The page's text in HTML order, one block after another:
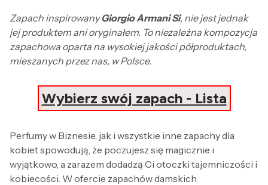
Zapach inspirowanyGiorgio Armani Si, nie jest jednak
jej produktem ani oryginałem. To niezależna kompozycja
zapachowa oparta na wysokiej jakości półproduktach,
mieszanych przez nas, w Polsce.
Wybierz swój zapach - Lista
Perfumy w Biznesie, jak i wszystkie inne zapachy dla
kobiet spowodują, że poczujesz się magicznie i
wyjątkowo, a zarazem dodadzą Ci otoczki tajemniczości i
kobiecości. W ofercie zapachów damskich